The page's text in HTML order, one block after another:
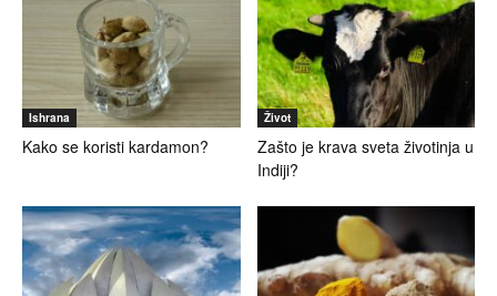
Ishrana
Kako se koristi kardamon?
Život
Zašto je krava sveta životinja u
Indiji?